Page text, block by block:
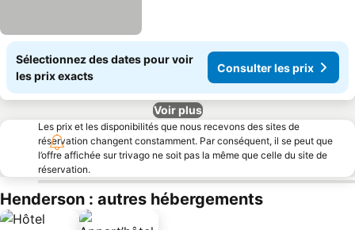
Sélectionnez des dates pour voir
les prix exacts
Consulter les prix
Voir plus
Les prix et les disponibilités que nous recevons des sites de
réservation changent constamment. Par conséquent, il se peut que
l’offre affichée sur trivago ne soit pas la même que celle du site de
réservation.
Henderson : autres hébergements